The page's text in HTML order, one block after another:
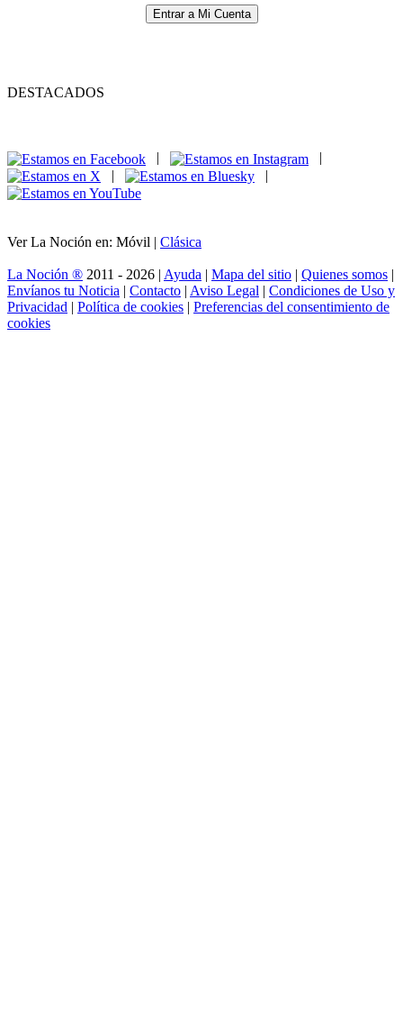
Entrar a Mi Cuenta
DESTACADOS
|
|
Ver La Noción en: Móvil | Clásica
La Noción ® 2011 - 2026 | Ayuda | Mapa del sitio | Quienes somos |
Envíanos tu Noticia | Contacto | Aviso Legal | Condiciones de Uso y
Privacidad | Política de cookies | Preferencias del consentimiento de
cookies